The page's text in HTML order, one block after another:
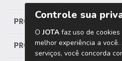
PRO TRABALHISTA
PRO SAÚDE